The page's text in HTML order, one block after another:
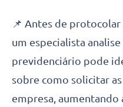
📌 Antes de
um especialista analise
previdenciário pode
sobre como solicitar
empresa, aumentando